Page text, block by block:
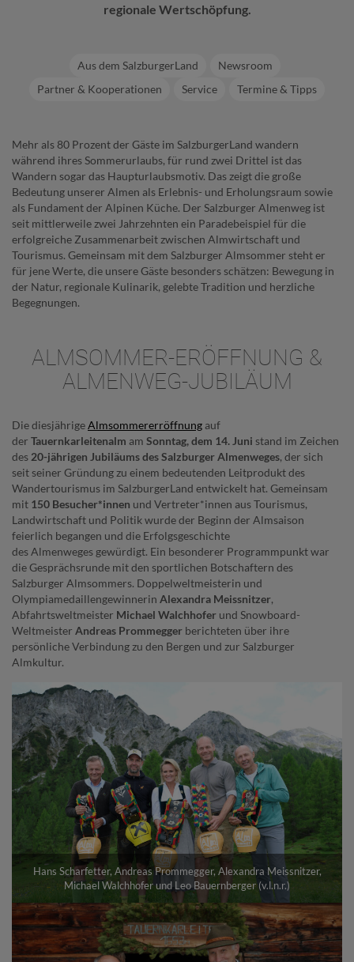
regionale Wertschöpfung.
Aus dem SalzburgerLand
Newsroom
Partner & Kooperationen
Service Termine & Tipps
Mehr als 80 Prozent der Gäste im SalzburgerLand wandern
während ihres Sommerurlaubs, für rund zwei Drittel ist das
Wandern sogar das Haupturlaubsmotiv. Das zeigt die große
Bedeutung unserer Almen als Erlebnis- und Erholungsraum sowie
als Fundament der Alpinen Küche. Der Salzburger Almenweg ist
seit mittlerweile zwei Jahrzehnten ein Paradebeispiel für die
erfolgreiche Zusammenarbeit zwischen Almwirtschaft und
Tourismus. Gemeinsam mit dem Salzburger Almsommer steht er
für jene Werte, die unsere Gäste besonders schätzen: Bewegung in
der Natur, regionale Kulinarik, gelebte Tradition und herzliche
Begegnungen.
ALMSOMMER-ERÖFFNUNG &
ALMENWEG-JUBILÄUM
Die diesjährigeAlmsommererröffnung auf
der Tauernkarleitenalm am Sonntag, dem 14. Juni stand im Zeichen
des 20-jährigen Jubiläums des Salzburger Almenweges, der sich
seit seiner Gründung zu einem bedeutenden Leitprodukt des
Wandertourismus im SalzburgerLand entwickelt hat. Gemeinsam
mit 150 Besucher*innen und Vertreter*innen aus Tourismus,
Landwirtschaft und Politik wurde der Beginn der Almsaison
feierlich begangen und die Erfolgsgeschichte
des Almenweges gewürdigt. Ein besonderer Programmpunkt war
die Gesprächsrunde mit den sportlichen Botschaftern des
Salzburger Almsommers. Doppelweltmeisterin und
Olympiamedaillengewinnerin Alexandra Meissnitzer,
Abfahrtsweltmeister Michael Walchhofer und Snowboard-
Weltmeister Andreas Prommegger berichteten über ihre
persönliche Verbindung zu den Bergen und zur Salzburger
Almkultur.
Hans Scharfetter, Andreas Prommegger, Alexandra Meissnitzer,
Michael Walchhofer und Leo Bauernberger (v.l.n.r.)